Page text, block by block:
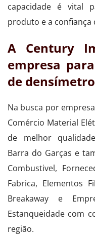
capacidade é vital
produto e a
A Century
empresa
de densímetro
Na busca por
Comércio Material
de melhor
Barra do Garças e
Combustivel,
Fabrica, Elementos
Breakaway e
Estanqueidade com
região.